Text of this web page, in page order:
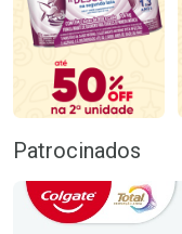
Patrocinados